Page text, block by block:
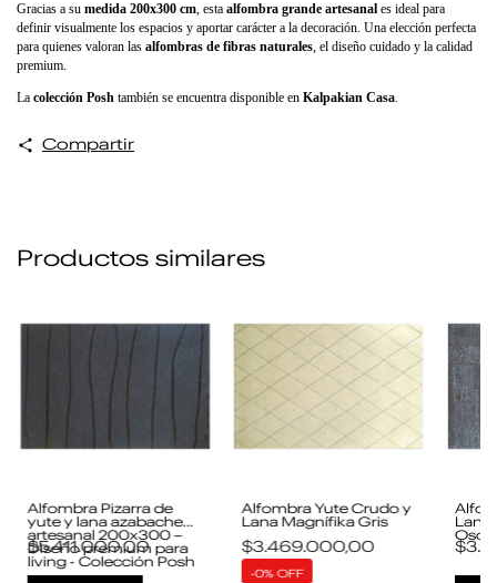
Gracias a su medida 200x300 cm, esta alfombra grande artesanal es ideal para
definir visualmente los espacios y aportar carácter a la decoración. Una elección perfecta
para quienes valoran las alfombras de fibras naturales, el diseño cuidado y la calidad
premium.
La colección Posh también se encuentra disponible en Kalpakian Casa.
Compartir
Productos similares
Alfombra Pizarra de
yute y lana azabache
artesanal 200x300 –
Diseño premium para
living - Colección Posh
$5.411.000,00
Alfombra Yute Crudo y
Lana Magnífika Gris
$3.469.000,00
-0%OFF
Lana